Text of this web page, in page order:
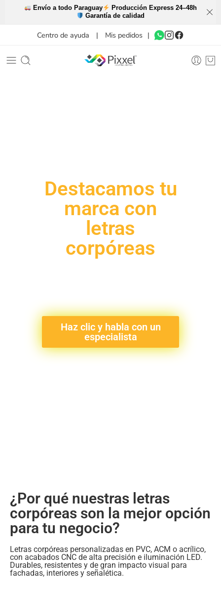
Envío a todo Paraguay
Producción Express 24–48h
Garantía de calidad
Centro de ayuda | Mis pedidos |
Destacamos tu
marca con
letras
corpóreas
Haz clic y habla con un
especialista
¿Por qué nuestras letras
corpóreas son la mejor opción
para tu negocio?
Letras corpóreas personalizadas en PVC, ACM o acrílico,
con acabados CNC de alta precisión e iluminación LED.
Durables, resistentes y de gran impacto visual para
fachadas, interiores y señalética.